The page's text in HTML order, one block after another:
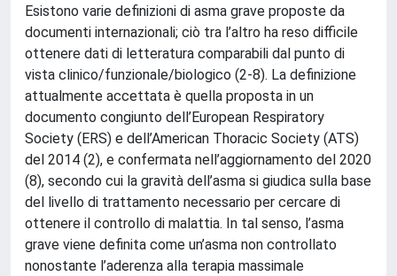
Esistono varie definizioni di asma grave proposte da
documenti internazionali; ciò tra l’altro ha reso difficile
ottenere dati di letteratura comparabili dal punto di
vista clinico/funzionale/biologico (2-8). La definizione
attualmente accettata è quella proposta in un
documento congiunto dell’European Respiratory
Society (ERS) e dell’American Thoracic Society (ATS)
del 2014 (2), e confermata nell’aggiornamento del 2020
(8), secondo cui la gravità dell’asma si giudica sulla base
del livello di trattamento necessario per cercare di
ottenere il controllo di malattia. In tal senso, l’asma
grave viene definita come un’asma non controllato
nonostante l’aderenza alla terapia massimale